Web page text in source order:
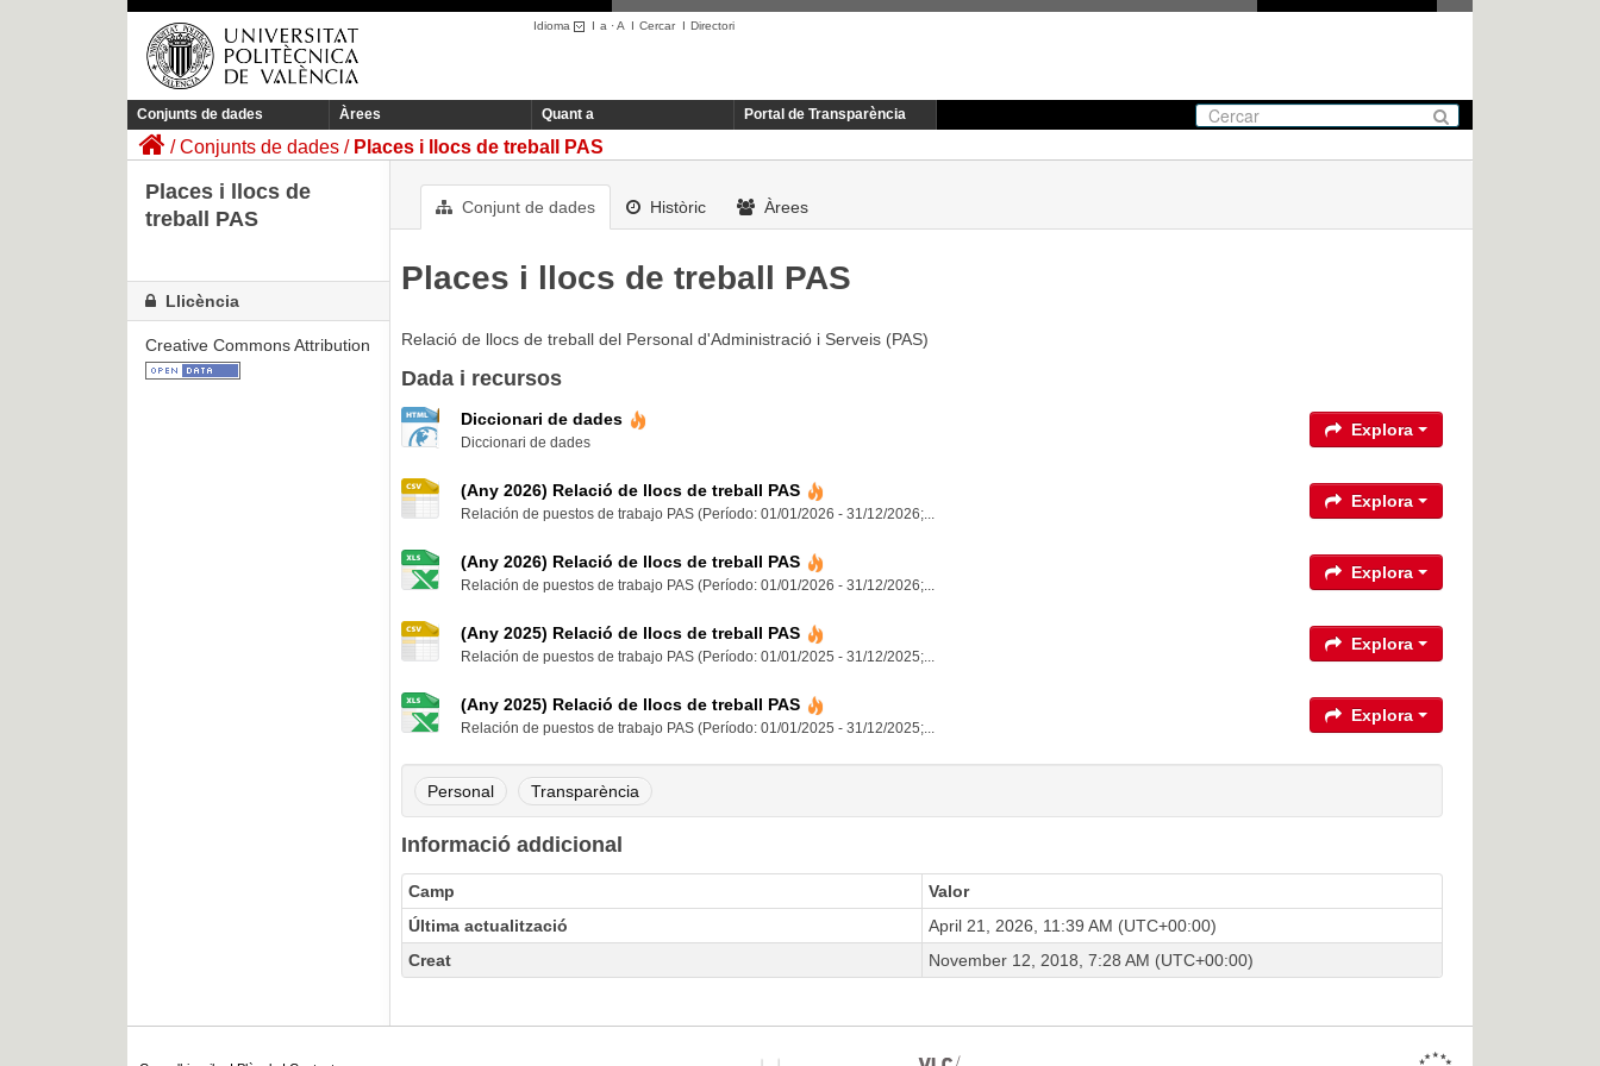
Idioma I a ·A I CercarI Directori
Conjunts de dades Àrees Quant a Portal de Transparència
Conjunts de dades Places i llocs de treball PAS
Conjunt de dades Històric Àrees
Places i llocs de treball PAS
Relació de llocs de treball del Personal d'Administració i Serveis (PAS)
Dada i recursos
Diccionari de dades
Diccionari de dades
Explora
(Any 2026) Relació de llocs de treball PAS
Relación de puestos de trabajo PAS (Período: 01/01/2026 - 31/12/2026;...
Explora
(Any 2026) Relació de llocs de treball PAS
Relación de puestos de trabajo PAS (Período: 01/01/2026 - 31/12/2026;...
Explora
(Any 2025) Relació de llocs de treball PAS
Relación de puestos de trabajo PAS (Período: 01/01/2025 - 31/12/2025;...
Explora
(Any 2025) Relació de llocs de treball PAS
Relación de puestos de trabajo PAS (Período: 01/01/2025 - 31/12/2025;...
Explora
Personal Transparència
Informació addicional
Camp
Valor
Última actualització
April 21, 2026, 11:39 AM (UTC+00:00)
Creat
November 12, 2018, 7:28 AM (UTC+00:00)
Places i llocs de
treball PAS
Llicència
Creative Commons Attribution